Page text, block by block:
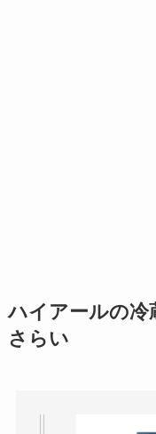
ハイアールの冷
さらい